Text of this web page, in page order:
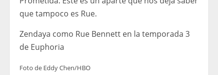
que tampoco es Rue.
Zendaya como Rue Bennett en la temporada 3
de Euphoria
Foto de Eddy Chen/HBO